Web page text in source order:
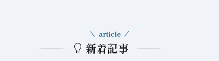
新着記事
article